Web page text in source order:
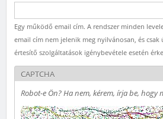
Egy működő email cím. A rendszer minden
email cím nem jelenik meg nyilvánosan, és csak
értesítő szolgáltatások igénybevétele esetén
CAPTCHA
Robot-e Ön? Ha nem, kérem, írja be, hogy